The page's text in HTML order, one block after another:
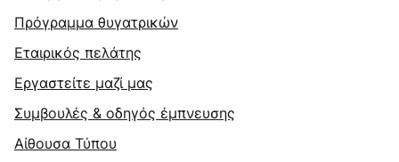
Πρόγραμμα θυγατρικών
Εταιρικός πελάτης
Εργαστείτε μαζί μας
Συμβουλές & οδηγός έμπνευσης
Αίθουσα Τύπου